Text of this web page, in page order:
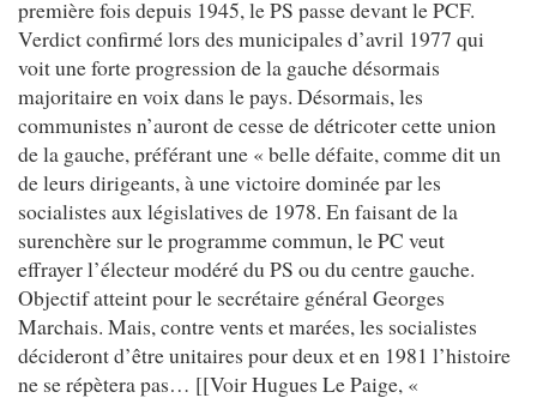
première fois depuis 1945, le PS passe devant le PCF.
Verdict confirmé lors des municipales d’avril 1977 qui
voit une forte progression de la gauche désormais
majoritaire en voix dans le pays. Désormais, les
communistes n’auront de cesse de détricoter cette union
de la gauche, préférant une « belle défaite, comme dit un
de leurs dirigeants, à une victoire dominée par les
socialistes aux législatives de 1978. En faisant de la
surenchère sur le programme commun, le PC veut
effrayer l’électeur modéré du PS ou du centre gauche.
Objectif atteint pour le secrétaire général Georges
Marchais. Mais, contre vents et marées, les socialistes
décideront d’être unitaires pour deux et en 1981 l’histoire
ne se répètera pas… [[Voir Hugues Le Paige, «